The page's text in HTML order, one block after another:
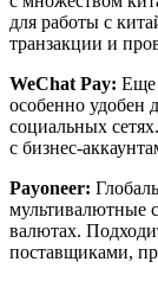
для работы с
транзакции и
WeChat Pay: Еще
особенно удобен
социальных
с бизнес-
Payoneer:
мультивалютные
валютах.
поставщиками,